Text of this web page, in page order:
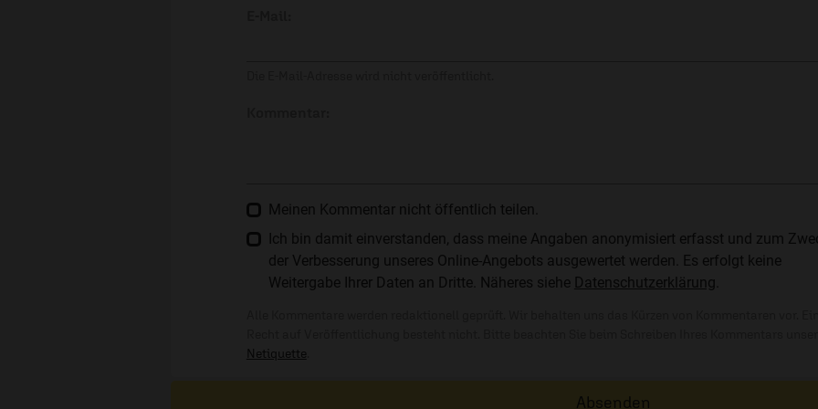
Meinen Kommentar nicht öffentlich teilen.
Ich bin damit einverstanden, dass meine Angaben anonymisiert erfasst und zum
der Verbesserung unseres Online-Angebots ausgewertet werden. Es erfolgt keine
Weitergabe Ihrer Daten an Dritte. Näheres siehe Datenschutzerklärung
Netiquette
Absenden